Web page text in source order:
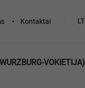
Kontaktai LT
VOKIETIJA)